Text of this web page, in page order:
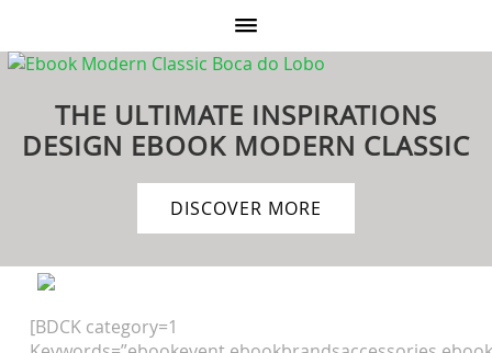
THE ULTIMATE INSPIRATIONS
DESIGN EBOOK MODERN CLASSIC
DISCOVER MORE
[BDCK category=1